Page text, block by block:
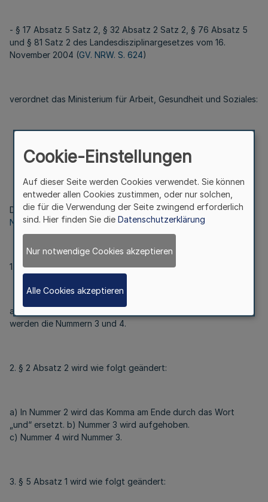
- § 17 Absatz 5 Satz 2, § 32 Absatz 2 Satz 2, § 76 Absatz 5
und § 81 Satz 2 des Landesdisziplinargesetzes vom 16.
November 2004 (GV. NRW. S. 624)
verordnet das Ministerium für Arbeit, Gesundheit und Soziales:
Artikel 1
Die Zuständigkeitsverordnung MAGS vom 2. Mai 2019 (GV.
NRW. S. 226) wird wie folgt geändert:
1. § 1 Absatz 1 Satz 2 wird wie folgt geändert:
a) Nummer 3 wird aufgehoben. b) Die Nummern 4 und 5
werden die Nummern 3 und 4.
2. § 2 Absatz 2 wird wie folgt geändert:
a) In Nummer 2 wird das Komma am Ende durch das Wort
„und“ ersetzt. b) Nummer 3 wird aufgehoben.
c) Nummer 4 wird Nummer 3.
3. § 5 Absatz 1 wird wie folgt geändert:
Cookie-Einstellungen
Auf dieser Seite werden Cookies verwendet. Sie können
entweder allen Cookies zustimmen, oder nur solchen,
die für die Verwendung der Seite zwingend erforderlich
sind. Hier finden Sie die Datenschutzerklärung
Nur notwendige Cookies akzeptieren
Alle Cookies akzeptieren